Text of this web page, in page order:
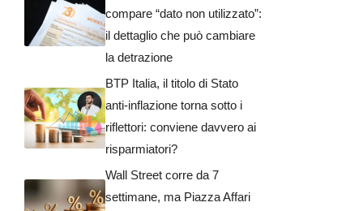
compare “dato non utilizzato”:
il dettaglio che può cambiare
la detrazione
BTP Italia, il titolo di Stato
anti-inflazione torna sotto i
riflettori: conviene davvero ai
risparmiatori?
Wall Street corre da 7
settimane, ma Piazza Affari